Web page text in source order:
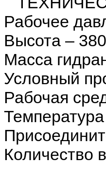
Рабочее
Высота –
Масса
Условный
Рабочая
Количество